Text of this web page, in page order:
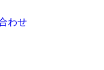
わせ